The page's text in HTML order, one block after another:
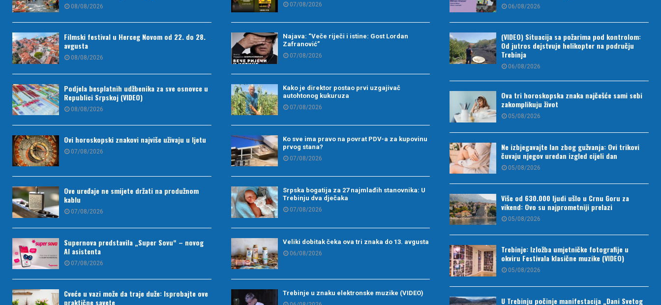
08/08/2026
Filmski festival u Herceg Novom od 22. do 28.
avgusta
08/08/2026
Podjela besplatnih udžbenika za sve osnovce u
Republici Srpskoj (VIDEO)
08/08/2026
Ovi horoskopski znakovi najviše uživaju u ljetu
07/08/2026
Ove uređaje ne smijete držati na produžnom
kablu
07/08/2026
Supernova predstavila „Super Sovu“ – novog
AI asistenta
07/08/2026
Cveće u vazi može da traje duže: Isprobajte ove
praktične savete
07/08/2026
Najava: “Veče riječi i istine: Gost Lordan
Zafranović”
07/08/2026
Kako je direktor postao prvi uzgajivač
autohtonog kukuruza
07/08/2026
Ko sve ima pravo na povrat PDV-a za kupovinu
prvog stana?
07/08/2026
Srpska bogatija za 27 najmlađih stanovnika: U
Trebinju dva dječaka
07/08/2026
Veliki dobitak čeka ova tri znaka do 13. avgusta
06/08/2026
Trebinje u znaku elektronske muzike (VIDEO)
06/08/2026
(VIDEO) Situacija sa požarima pod kontrolom:
Od jutros dejstvuje helikopter na području
Trebinja
06/08/2026
Ova tri horoskopska znaka najčešće sami sebi
zakomplikuju život
05/08/2026
Ne izbjegavajte lan zbog gužvanja: Ovi trikovi
čuvaju njegov uredan izgled cijeli dan
05/08/2026
Više od 630.000 ljudi ušlo u Crnu Goru za
vikend: Ovo su najprometniji prelazi
05/08/2026
Trebinje: Izložba umjetničke fotografije u
okviru Festivala klasične muzike (VIDEO)
05/08/2026
U Trebinju počinje manifestacija „Dani Svetog